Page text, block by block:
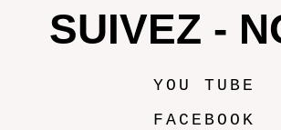
SUIVEZ -
YOU TUBE
FACEBOOK